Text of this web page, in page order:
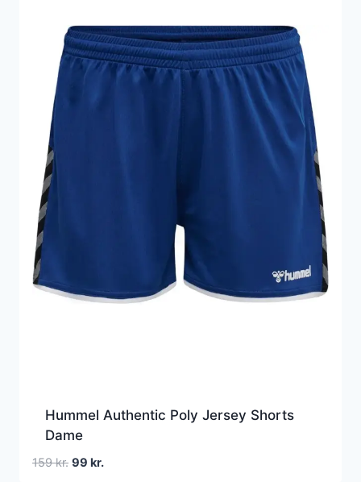
Hummel Authentic Poly Jersey Shorts
Dame
159kr. Den
99 kr.Den